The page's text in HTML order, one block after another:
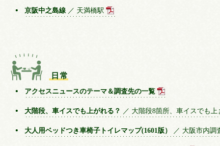
京阪中之島線 ／ 天満橋駅
日常
アクセスニュースのテーマ＆調査先の一覧
大階段、車イスでも上がれる？ ／ 大階段8箇所、車イスでも
大人用ベッドつき車椅子トイレマップ(1601版） ／ 大阪市内調